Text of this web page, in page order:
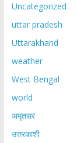
Uncategorized
uttar pradesh
Uttarakhand
weather
West Bengal
world
अमृतसर
उत्तरकाशी